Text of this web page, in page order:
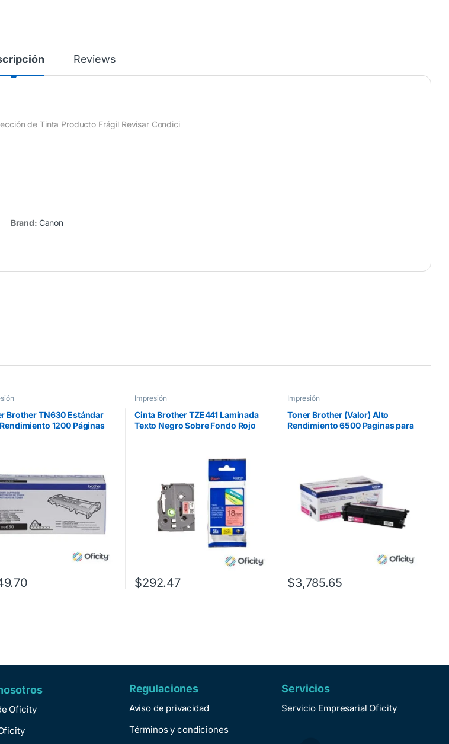
Reviews
de Tinta Producto Frágil Revisar Condici
Brand: Canon
Brother TN630 Estándar
1200 Páginas
Impresión
Cinta Brother TZE441 Laminada
Texto Negro Sobre Fondo Rojo
$292.47
Impresión
Toner Brother (Valor) Alto
Rendimiento 6500 Paginas para
$3,785.65
Oficity
Regulaciones
Aviso de privacidad
Términos y condiciones
Servicios
Servicio Empresarial Oficity